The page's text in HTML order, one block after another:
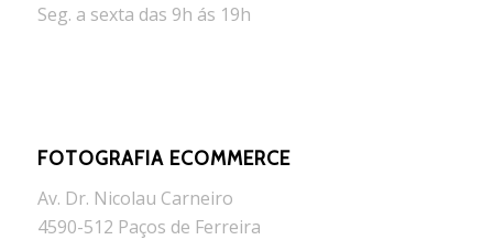
Seg. a sexta das 9h ás 19h
FOTOGRAFIA ECOMMERCE
Av. Dr. Nicolau Carneiro
4590-512 Paços de Ferreira